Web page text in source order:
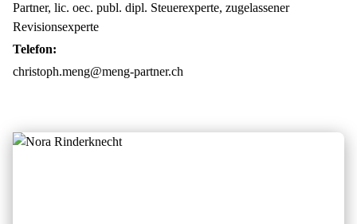
Partner, lic. oec. publ. dipl. Steuerexperte, zugelassener
Revisionsexperte
Telefon:
christoph.meng@meng-partner.ch